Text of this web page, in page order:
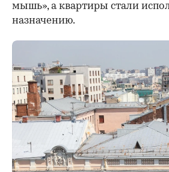
мышь», а квартиры стали
назначению.